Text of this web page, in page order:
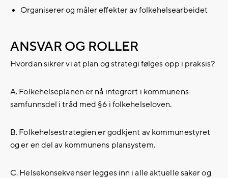
Organiserer og måler effekter av folkehelsearbeidet
ANSVAR OG ROLLER
Hvordan sikrer vi at plan og strategi følges opp i praksis?
A. Folkehelseplanen er nå integrert i kommunens
samfunnsdel i tråd med §6 i folkehelseloven.
B. Folkehelsestrategien er godkjent av kommunestyret
og er en del av kommunens plansystem.
C. Helsekonsekvenser legges inn i alle aktuelle saker og